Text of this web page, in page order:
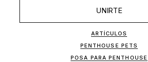
UNIRTE
ARTÍCULOS
PENTHOUSE PETS
POSA PARA PENTHOUSE